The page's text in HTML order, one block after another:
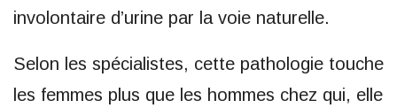
involontaire d’urine par la voie naturelle.
Selon les spécialistes, cette pathologie touche
les femmes plus que les hommes chez qui, elle